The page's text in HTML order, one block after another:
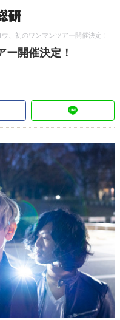
、初のワンマンツアー開催決定！
ー開催決定！